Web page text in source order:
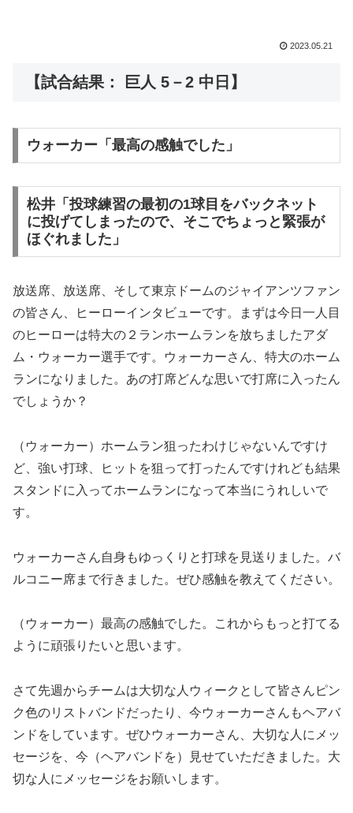
2023.05.21
【試合結果： 巨人 5－2 中日】
ウォーカー「最高の感触でした」
松井「投球練習の最初の1球目をバックネット
に投げてしまったので、そこでちょっと緊張が
ほぐれました」
放送席、放送席、そして東京ドームのジャイアンツファン
の皆さん、ヒーローインタビューです。まずは今日一人目
のヒーローは特大の２ランホームランを放ちましたアダ
ム・ウォーカー選手です。ウォーカーさん、特大のホーム
ランになりました。あの打席どんな思いで打席に入ったん
でしょうか？
（ウォーカー）ホームラン狙ったわけじゃないんですけ
ど、強い打球、ヒットを狙って打ったんですけれども結果
スタンドに入ってホームランになって本当にうれしいで
す。
ウォーカーさん自身もゆっくりと打球を見送りました。バ
ルコニー席まで行きました。ぜひ感触を教えてください。
（ウォーカー）最高の感触でした。これからもっと打てる
ように頑張りたいと思います。
さて先週からチームは大切な人ウィークとして皆さんピン
ク色のリストバンドだったり、今ウォーカーさんもヘアバ
ンドをしています。ぜひウォーカーさん、大切な人にメッ
セージを、今（ヘアバンドを）見せていただきました。大
切な人にメッセージをお願いします。